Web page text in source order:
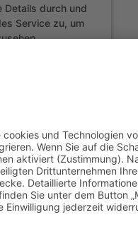
Details durch und
Service zu, um
Management